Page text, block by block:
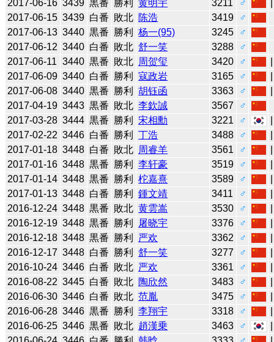
2017-06-16 3439 黒番 勝利 黄明宇 3211 ♂
2017-06-15 3439 白番 敗北 陈浩 3419
♂
2017-06-13 3440 黒番 勝利 杨一(95) 3245
♂
2017-06-12 3440 白番 敗北 舒一笑 3288
♂
2017-06-11 3440 黒番 敗北 周贺玺 3420 ♂
2017-06-09 3440 白番 勝利 寇政岩 3165 ♂
2017-06-08 3440 黒番 勝利 胡钰函 3363 ♂
2017-04-19 3443 黒番 敗北 李欽誠 3567
♂
2017-03-28 3444 黒番 勝利 宋相勳 3221 ♂
2017-02-22 3446 白番 勝利 丁浩 3488 ♂
2017-01-18 3448 白番 敗北 周睿羊 3561 ♂
2017-01-16 3448 黒番 勝利 李轩豪 3519 ♂
2017-01-14 3448 黒番 勝利 柁嘉熹 3589 ♂
2017-01-13 3448 白番 勝利 鍾文靖 3411 ♂
2016-12-24 3448 黒番 敗北 黄雲嵩 3530 ♂
2016-12-19 3448 黒番 勝利 屠晓宇 3376 ♂
2016-12-18 3448 黒番 勝利 严欢 3362 ♂
2016-12-17 3448 白番 勝利 舒一笑 3277 ♂
2016-10-24 3446 白番 敗北 严欢 3361 ♂
2016-08-22 3445 白番 敗北 陶欣然 3483 ♂
2016-06-30 3446 白番 敗北 范胤 3475 ♂
2016-06-28 3446 黒番 勝利 李翔宇 3318 ♂
2016-06-25 3446 黒番 敗北 趙漢乗 3463 ♂